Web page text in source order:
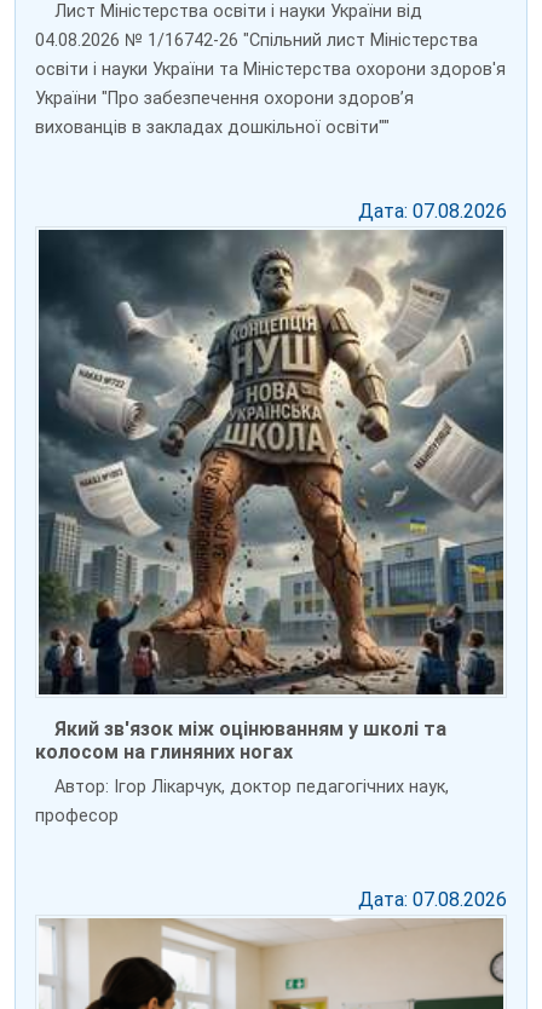
Лист Міністерства освіти і науки України від
04.08.2026 № 1/16742-26 "Спільний лист Міністерства
освіти і науки України та Міністерства охорони здоров'я
України "Про забезпечення охорони здоров’я
вихованців в закладах дошкільної освіти""
Дата: 07.08.2026
Який зв'язок між оцінюванням у школі та
колосом на глиняних ногах
Автор: Ігор Лікарчук, доктор педагогічних наук,
професор
Дата: 07.08.2026